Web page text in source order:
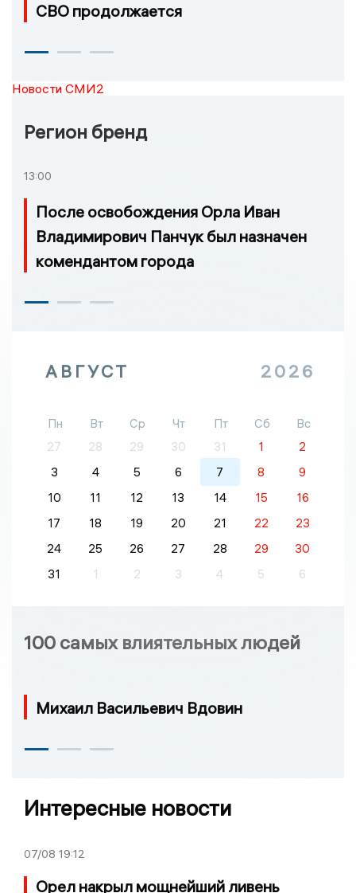
СВО продолжается
Новости СМИ2
Регион бренд
13:00
После освобождения Орла Иван
Владимирович Панчук был назначен
комендантом города
АВГУСТ 2026
Пн Вт Ср Чт Пт Сб
Вс
27
28 29 30 31 1
2
3
4 5 6 7 8
9
10
11 12 13 14 15
16
17
18 19 20 21 22
23
24
25 26 27 28 29
30
31
1 2 3 4 5 6
100 самых влиятельных людей
Михаил Васильевич Вдовин
Интересные новости
07/08 19:12
Орел накрыл мощнейший ливень